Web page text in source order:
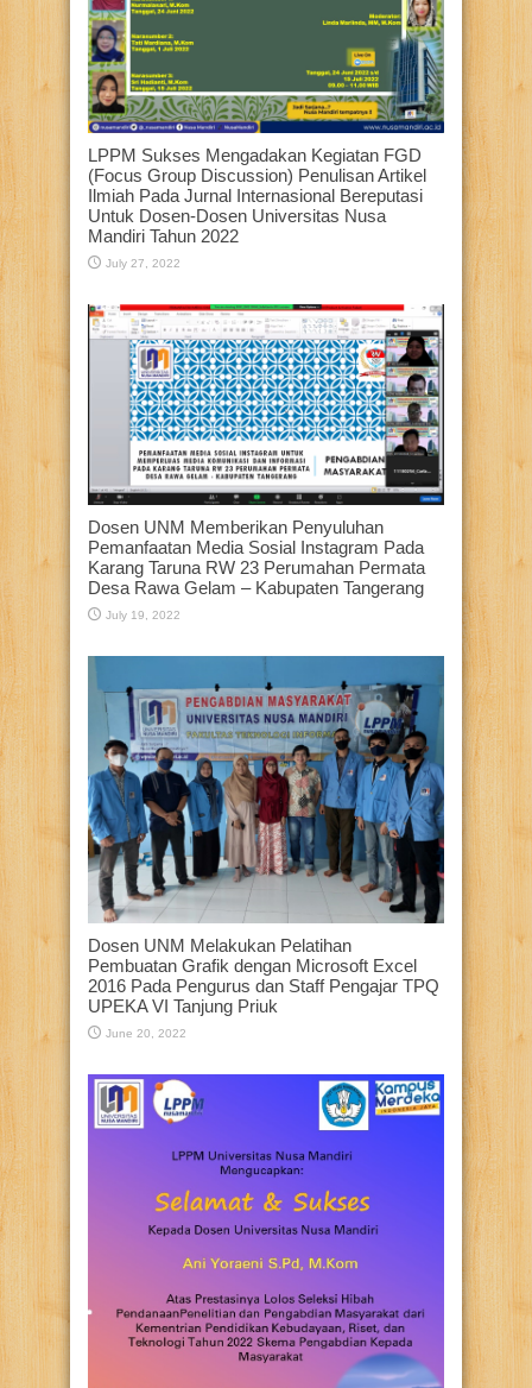
LPPM Sukses Mengadakan Kegiatan FGD
(Focus Group Discussion) Penulisan Artikel
Ilmiah Pada Jurnal Internasional Bereputasi
Untuk Dosen-Dosen Universitas Nusa
Mandiri Tahun 2022
July 27, 2022
Dosen UNM Memberikan Penyuluhan
Pemanfaatan Media Sosial Instagram Pada
Karang Taruna RW 23 Perumahan Permata
Desa Rawa Gelam – Kabupaten Tangerang
July 19, 2022
Dosen UNM Melakukan Pelatihan
Pembuatan Grafik dengan Microsoft Excel
2016 Pada Pengurus dan Staff Pengajar TPQ
UPEKA VI Tanjung Priuk
June 20, 2022